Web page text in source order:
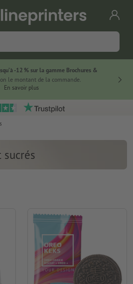
-12 % sur la gamme Brochures &
le montant de la commande.
En savoir plus
sucrés